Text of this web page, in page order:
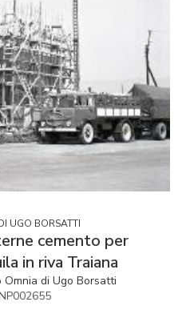
UGO BORSATTI
cemento per
in riva Traiana
di Ugo Borsatti